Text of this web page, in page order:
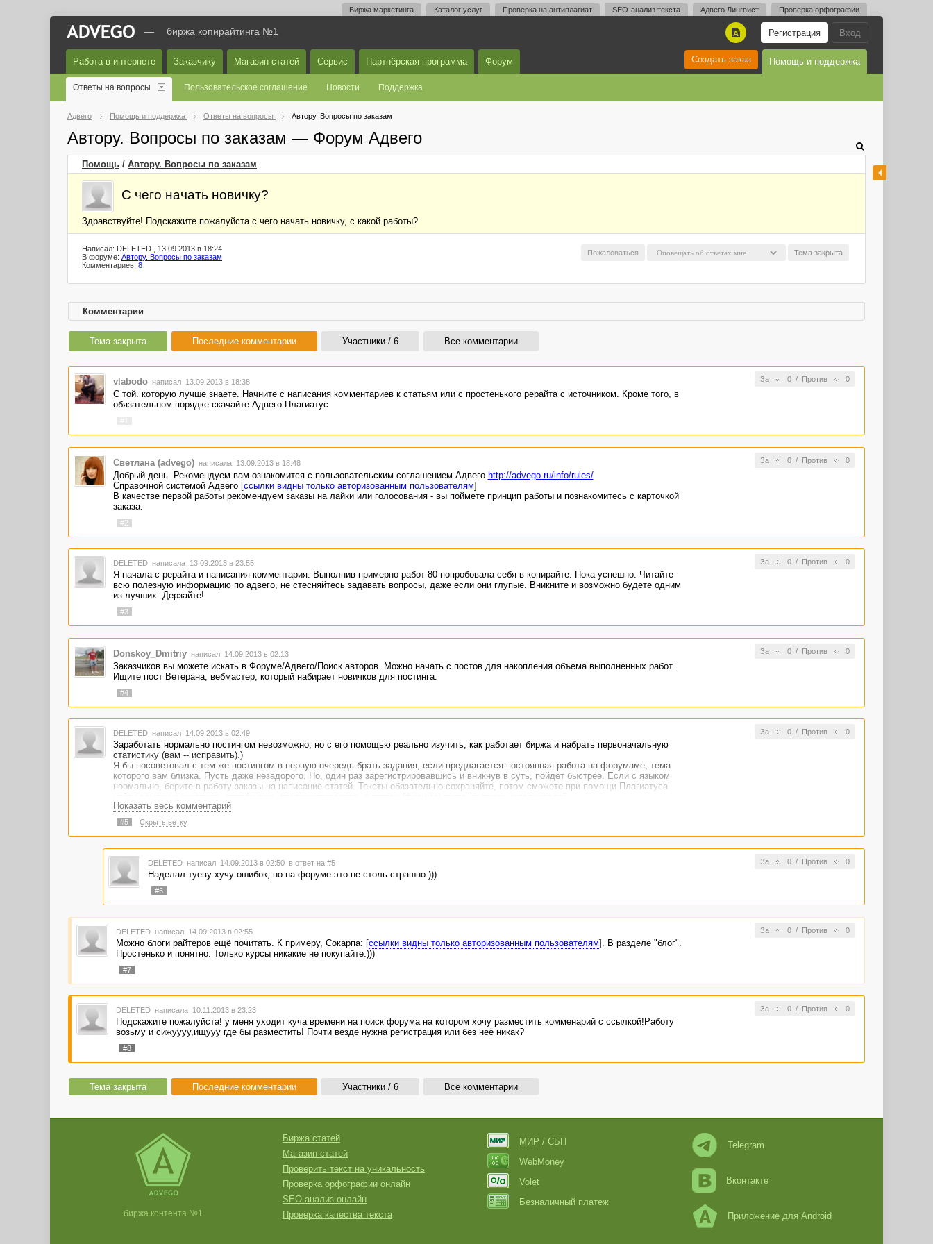
Биржа маркетинга Каталог услуг Проверка на антиплагиат SEO-анализ текста Адвего Лингвист Проверка орфографии
Вход
Регистрация
A
— биржа копирайтинга №1
Работа в интернете Заказчику Магазин статей Сервис Партнёрская программа Форум Помощь и поддержка
Создать заказ
Ответы на вопросы Пользовательское соглашение Новости Поддержка
Адвего Помощь и поддержка Ответы на вопросы Автору. Вопросы по заказам
Автору. Вопросы по заказам — Форум Адвего
Помощь / Автору. Вопросы по заказам
С чего начать новичку?
Здравствуйте! Подскажите пожалуйста с чего начать новичку, с какой работы?
Тема закрыта
Пожаловаться
Написал: DELETED , 13.09.2013 в 18:24
В форуме: Автору. Вопросы по заказам
Комментариев: 8
Комментарии
Тема закрыта Последние комментарии Участники / 6 Все комментарии
За 0/ Против 0
vlabodo написал 13.09.2013 в 18:38
С той. которую лучше знаете. Начните с написания комментариев к статьям или с простенького рерайта с источником. Кроме того, в
обязательном порядке скачайте Адвего Плагиатус
За 0/ Против 0
Светлана (advego) написала 13.09.2013 в 18:48
Добрый день. Рекомендуем вам ознакомится с пользовательским соглашением Адвего http://advego.ru/info/rules/
Справочной системой Адвего [ссылки видны только авторизованным пользователям]
В качестве первой работы рекомендуем заказы на лайки или голосования - вы поймете принцип работы и познакомитесь с карточкой
заказа.
#2
За 0/ Против 0
DELETED написала 13.09.2013 в 23:55
Я начала с рерайта и написания комментария. Выполнив примерно работ 80 попробовала себя в копирайте. Пока успешно. Читайте
всю полезную информацию по адвего, не стесняйтесь задавать вопросы, даже если они глупые. Вникните и возможно будете одним
из лучших. Дерзайте!
#3
За 0/ Против 0
Donskoy_Dmitriy написал 14.09.2013 в 02:13
Заказчиков вы можете искать в Форуме/Адвего/Поиск авторов. Можно начать с постов для накопления объема выполненных работ.
Ищите пост Ветерана, вебмастер, который набирает новичков для постинга.
#4
За 0/ Против 0
DELETED написал 14.09.2013 в 02:49
Заработать нормально постингом невозможно, но с его помощью реально изучить, как работает биржа и набрать первоначальную
статистику (вам -- исправить).)
Я бы посоветовал с тем же постингом в первую очередь брать задания, если предлагается постоянная работа на форумаме, тема
которого вам близка. Пусть даже незадорого. Но, один раз зарегистрировавшись и вникнув в суть, пойдёт быстрее. Если с языком
нормально, берите в работу заказы на написание статей. Тексты обязательно сохраняйте, потом сможете при помощи Плагиатуса
Почитайте по ссылке, которую дала вам Светлана, скачайте Плагиатус, сразу установите настройки "проверка уникальности --
настройка -- размер шингла и размер фразы -- 4".
Плагиатусом проверяйте свои тексты, уникальность не менее 90% по умолчанию (может и 80%, не помню))), зак может потребовать
до 95%.
Тем же Плагиатусом ищете ссылки на свои опубликованные работы. Если всё жёлтенькое, в нижнем поле будет ссылка на страницу,
где она размещена.
Если решитесь писать статьи, учтите, что модерация на Адвеге очень строгая. Ошибки не пропускают, проверяйте тщательно.
Лучше распродаются статьи, заточенные под ключевые слова. Если не знакомы с темой, почитатйте в сети, что это такое и как их
находить.
Показать весь комментарий
#5 Скрыть ветку
За 0/ Против 0
DELETED написал 14.09.2013 в 02:50 в ответ на #5
Наделал туеву хучу ошибок, но на форуме это не столь страшно.)))
#6
За 0/ Против 0
DELETED написал 14.09.2013 в 02:55
Можно блоги райтеров ещё почитать. К примеру, Сокарпа: [ссылки видны только авторизованным пользователям]. В разделе "блог".
Простенько и понятно. Только курсы никакие не покупайте.)))
#7
За 0/ Против 0
DELETED написала 10.11.2013 в 23:23
Подскажите пожалуйста! у меня уходит куча времени на поиск форума на котором хочу разместить комменарий с ссылкой!Работу
возьму и сижуууу,ищууу где бы разместить! Почти везде нужна регистрация или без неё никак?
#8
Тема закрыта Последние комментарии Участники / 6 Все комментарии
биржа контента №1
Биржа статей
Магазин статей
Проверить текст на уникальность
Проверка орфографии онлайн
SEO анализ онлайн
Проверка качества текста
МИР / СБП
WebMoney
Volet
Безналичный платеж
Telegram
Вконтакте
Приложение для Android